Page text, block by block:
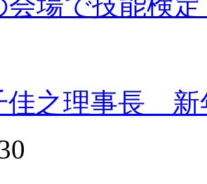
佳之理事長 新